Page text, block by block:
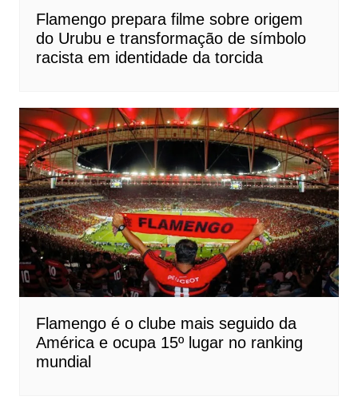
Flamengo prepara filme sobre origem
do Urubu e transformação de símbolo
racista em identidade da torcida
Flamengo é o clube mais seguido da
América e ocupa 15º lugar no ranking
mundial